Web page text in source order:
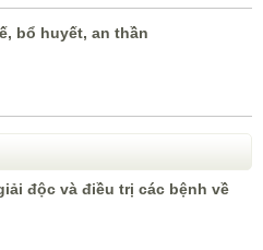
bổ huyết, an thần
độc và điều trị các bệnh về